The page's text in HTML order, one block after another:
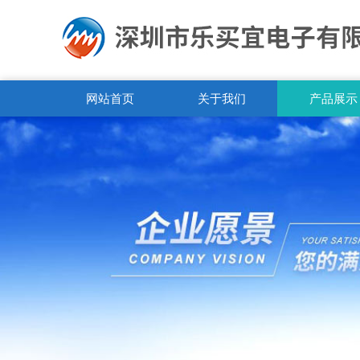
网站首页 关于我们 产品展示